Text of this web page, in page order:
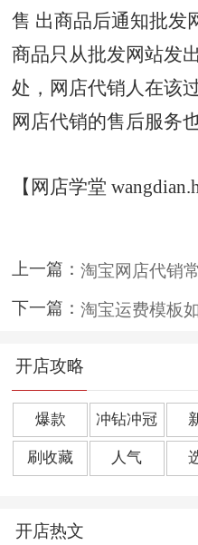
售 出商品后通知批发
商品只从批发网站发
处，网店代销人在该
网店代销的售后服务
【网店学堂
上一篇：淘宝网店代销
下一篇：淘宝运费模板
开店攻略
爆款 冲钻冲冠
刷收藏 人气
转化率
开店热文